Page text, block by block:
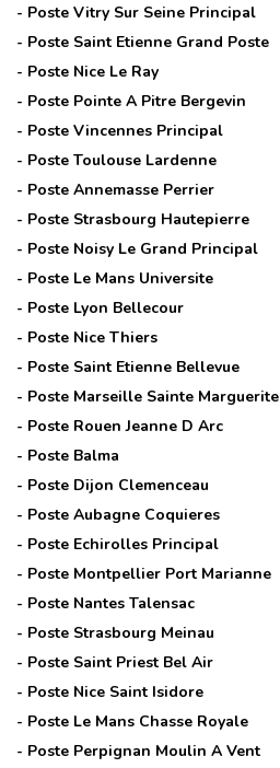
- Poste Vitry Sur Seine Principal
- Poste Saint Etienne Grand Poste
- Poste Nice Le Ray
- Poste Pointe A Pitre Bergevin
- Poste Vincennes Principal
- Poste Toulouse Lardenne
- Poste Annemasse Perrier
- Poste Strasbourg Hautepierre
- Poste Noisy Le Grand Principal
- Poste Le Mans Universite
- Poste Lyon Bellecour
- Poste Nice Thiers
- Poste Saint Etienne Bellevue
- Poste Marseille Sainte Marguerite
- Poste Rouen Jeanne D Arc
- Poste Balma
- Poste Dijon Clemenceau
- Poste Aubagne Coquieres
- Poste Echirolles Principal
- Poste Montpellier Port Marianne
- Poste Nantes Talensac
- Poste Strasbourg Meinau
- Poste Saint Priest Bel Air
- Poste Nice Saint Isidore
- Poste Le Mans Chasse Royale
- Poste Perpignan Moulin A Vent